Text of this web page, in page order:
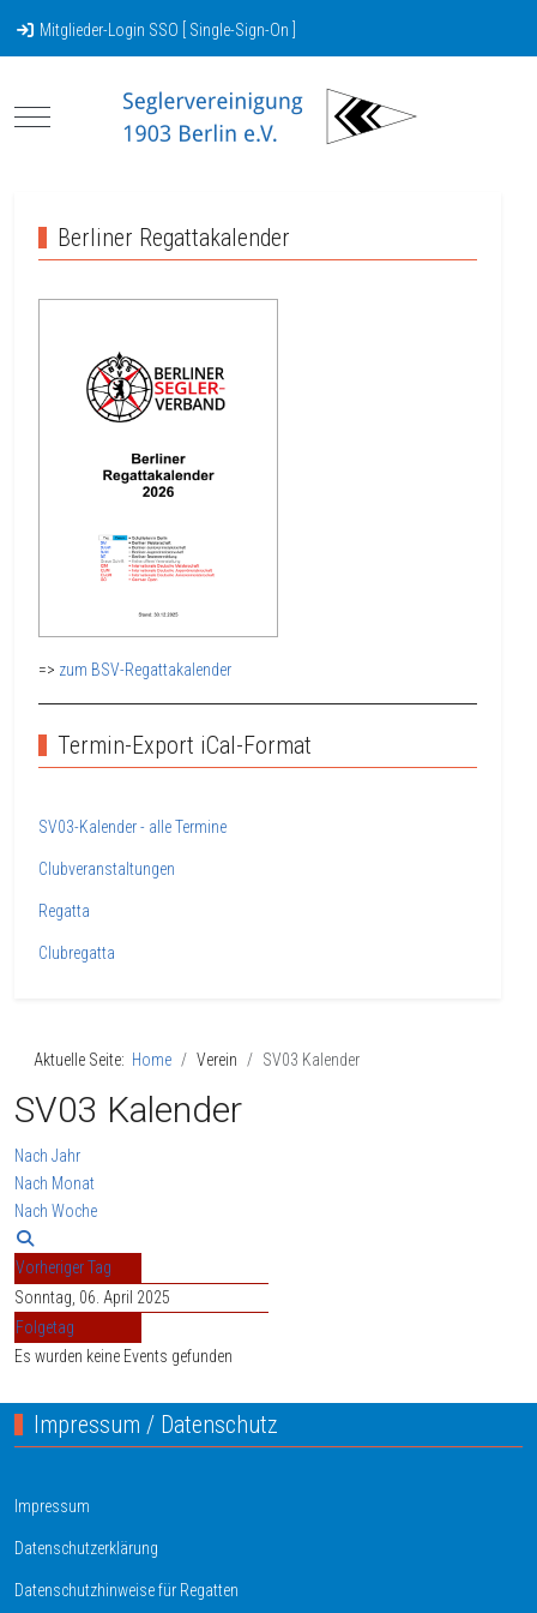
Mitglieder-Login SSO [ Single-Sign-On ]
Mobile Menu Toggle
Berliner Regattakalender
=> zum BSV-Regattakalender
Termin-Export iCal-Format
SV03-Kalender - alle Termine
Clubveranstaltungen
Regatta
Clubregatta
Aktuelle Seite: Home Verein SV03 Kalender
SV03 Kalender
Nach Jahr
Nach Monat
Nach Woche
Vorheriger Tag
Sonntag, 06. April 2025
Folgetag
Es wurden keine Events gefunden
Impressum / Datenschutz
Impressum
Datenschutzerklärung
Datenschutzhinweise für Regatten